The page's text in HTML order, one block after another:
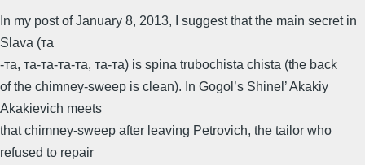
In my post of January 8, 2013, I suggest that the main secret in
Slava (та
-та, та-та-та-та, та-та) is spina trubochista chista (the back
of the chimney-sweep is clean). In Gogol’s Shinel’ Akakiy
Akakievich meets
that chimney-sweep after leaving Petrovich, the tailor who
refused to repair